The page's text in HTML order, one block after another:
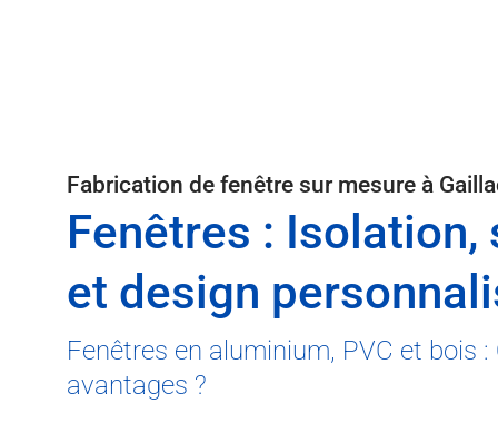
Fabrication de fenêtre sur mesure à
Fenêtres : Isolation,
et design
Fenêtres en aluminium, PVC et bois
avantages ?